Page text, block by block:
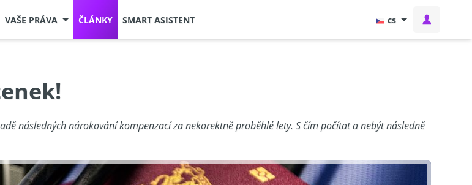
VAŠE PRÁVA ČLÁNKY SMART ASISTENT cs
následných nárokování kompenzací za nekorektně proběhlé lety. S čím počítat a nebýt následně